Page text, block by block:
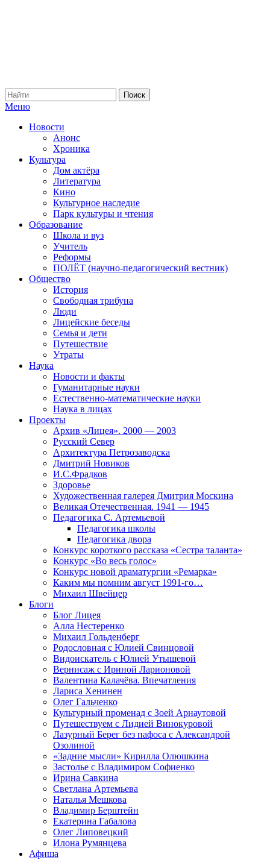
Меню
Новости
Анонс
Хроника
Культура
Дом актёра
Литература
Кино
Культурное наследие
Парк культуры и чтения
Образование
Школа и вуз
Учитель
Реформы
ПОЛЁТ (научно-педагогический вестник)
Общество
История
Свободная трибуна
Люди
Лицейские беседы
Семья и дети
Путешествие
Утраты
Наука
Новости и факты
Гуманитарные науки
Естественно-математические науки
Наука в лицах
Проекты
Архив «Лицея». 2000 — 2003
Русский Север
Архитектура Петрозаводска
Дмитрий Новиков
И.С.Фрадков
Здоровье
Художественная галерея Дмитрия Москина
Великая Отечественная. 1941 — 1945
Педагогика С. Артемьевой
Педагогика школы
Педагогика двора
Конкурс короткого рассказа «Сестра таланта»
Конкурс «Во весь голос»
Конкурс новой драматургии «Ремарка»
Каким мы помним август 1991-го…
Михаил Швейцер
Блоги
Блог Лицея
Алла Нестеренко
Михаил Гольденберг
Родословная с Юлией Свинцовой
Видоискатель с Юлией Утышевой
Вернисаж с Ириной Ларионовой
Валентина Калачёва. Впечатления
Лариса Хенинен
Олег Гальченко
Культурный променад с Зоей Арнаутовой
Путешествуем с Лидией Винокуровой
Лазурный Берег без пафоса с Александрой
Озолиной
«Задние мысли» Кирилла Олюшкина
Застолье с Владимиром Софиенко
Ирина Савкина
Светлана Артемьева
Наталья Мешкова
Владимир Берштейн
Екатерина Габалова
Олег Липовецкий
Илона Румянцева
Афиша